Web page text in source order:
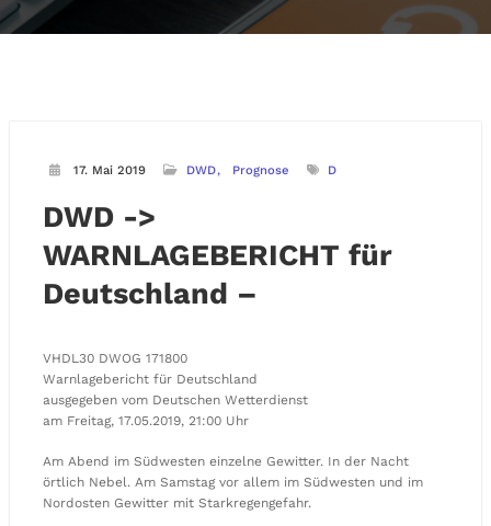
17. Mai 2019 DWD Prognose D
DWD ->
WARNLAGEBERICHT für
Deutschland –
VHDL30 DWOG 171800
Warnlagebericht für Deutschland
ausgegeben vom Deutschen Wetterdienst
am Freitag, 17.05.2019, 21:00 Uhr
Am Abend im Südwesten einzelne Gewitter. In der Nacht
örtlich Nebel. Am Samstag vor allem im Südwesten und im
Nordosten Gewitter mit Starkregengefahr.